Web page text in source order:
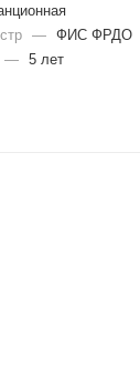
— ФИС ФРДО
— 5 лет